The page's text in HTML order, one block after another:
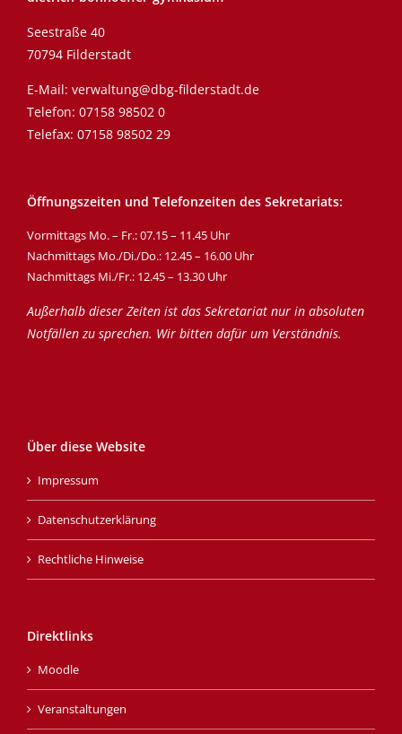
Seestraße 40
70794 Filderstadt
E-Mail: verwaltung@dbg-filderstadt.de
Telefon: 07158 98502 0
Telefax: 07158 98502 29
Öffnungszeiten und Telefonzeiten des Sekretariats:
Vormittags Mo. – Fr.: 07.15 – 11.45 Uhr
Nachmittags Mo./Di./Do.: 12.45 – 16.00 Uhr
Nachmittags Mi./Fr.: 12.45 – 13.30 Uhr
Außerhalb dieser Zeiten ist das Sekretariat nur in absoluten
Notfällen zu sprechen. Wir bitten dafür um Verständnis.
Über diese Website
Impressum
Datenschutzerklärung
Rechtliche Hinweise
Direktlinks
Moodle
Veranstaltungen